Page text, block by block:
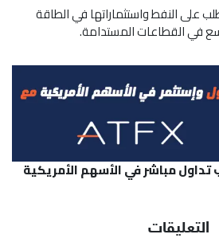
على النفط واستثماراتها في الطاقة
في القطاعات المستدامة.
مباشر في الأسهم الأمريكية
التعليقات